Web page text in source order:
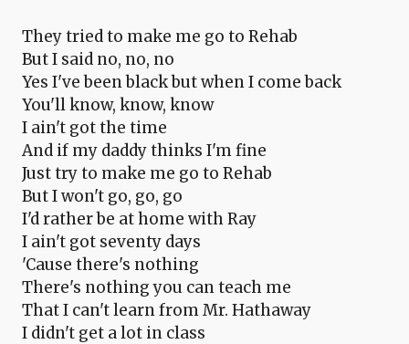
They tried to make me go to Rehab
But I said no, no, no
Yes I've been black but when I come back
You'll know, know, know
I ain't got the time
And if my daddy thinks I'm fine
Just try to make me go to Rehab
But I won't go, go, go
I'd rather be at home with Ray
I ain't got seventy days
'Cause there's nothing
There's nothing you can teach me
That I can't learn from Mr. Hathaway
I didn't get a lot in class